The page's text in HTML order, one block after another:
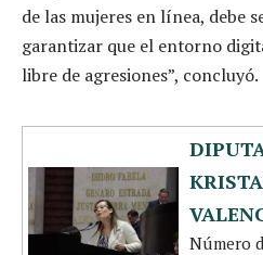
de las mujeres en línea, debe
garantizar que el entorno
libre de agresiones”, concluyó.
Número